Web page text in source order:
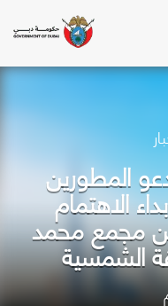
المطورين
الاهتمام
من مجمع محمد
الشمسية